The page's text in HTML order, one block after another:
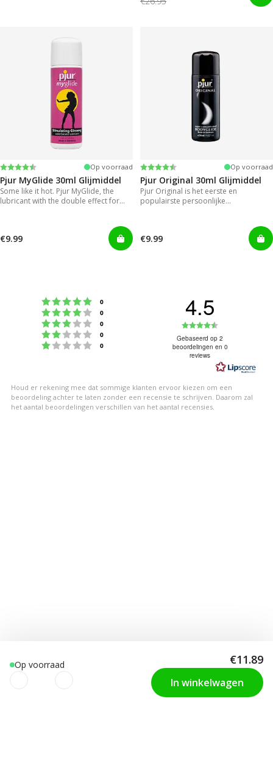
Op voorraad €11.89
In winkelwagen
Beoordeling:
4.2 uit 5 sterren Op voorraad
Pjur MyGlide 30ml Glijmiddel
Some like it hot. Pjur MyGlide, the
lubricant with the double effect for
€9.99
Beoordeling:
4.2 uit 5 sterren Op voorraad
Pjur Original 30ml Glijmiddel
Pjur Original is het eerste en
populairste persoonlijke
€9.99
Beoordeling: 5 uit 5 sterren
0
Beoordeling: 4 uit 5 sterren
0
Beoordeling: 3 uit 5 sterren
0
Beoordeling: 2 uit 5 sterren
0
Beoordeling: 1 uit 5 sterren
0
4.5
4.5
uit
5
Gebaseerd op 2
beoordelingen en 0
reviews
Houd er rekening mee dat sommige klanten ervoor kiezen om een
beoordeling achter te laten zonder een recensie te schrijven. Daarom zal
het aantal beoordelingen verschillen van het aantal recensies.